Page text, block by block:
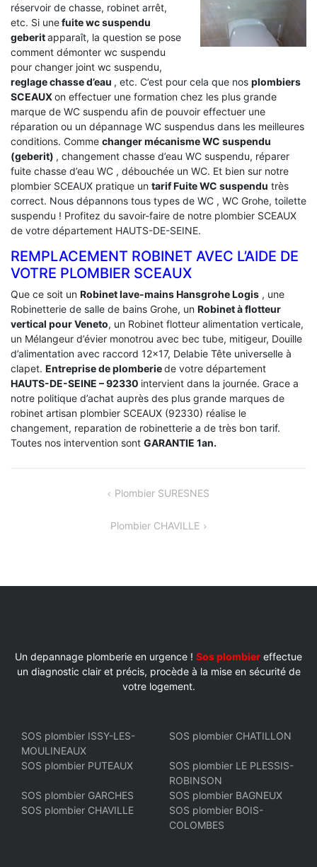
réservoir de chasse, robinet arrêt,
etc. Si unefuite wc suspendu
geberitapparaît, la question se pose
comment démonter wc suspendu
pour changer joint wc suspendu,
reglage chasse d’eau , etc. C’est pour cela que nos plombiers
SCEAUXon effectuer une formation chez les plus grande
marque de WC suspendu afin de pouvoir effectuer une
réparation ou un dépannage WC suspendus dans les meilleures
conditions. Comme changer mécanisme WC suspendu
(geberit) , changement chasse d’eau WC suspendu, réparer
fuite chasse d’eau WC , débouchée un WC. Et bien sur notre
plombier SCEAUX pratique un tarif Fuite WC suspendu très
correct. Nous dépannons tous types de WC , WC Grohe, toilette
suspendu ! Profitez du savoir-faire de notre plombier SCEAUX
de votre département HAUTS-DE-SEINE.
REMPLACEMENT ROBINET AVEC L’AIDE DE
VOTRE PLOMBIER SCEAUX
Que ce soit un Robinet lave-mains Hansgrohe Logis , une
Robinetterie de salle de bains Grohe, un Robinet à flotteur
vertical pour Veneto, un Robinet flotteur alimentation verticale,
un Mélangeur d’évier monotrou avec bec tube, mitigeur, Douille
d’alimentation avec raccord 12×17, Delabie Tête universelle à
clapet. Entreprise de plomberiede votre département
HAUTS-DE-SEINE – 92330 intervient dans la journée. Grace a
notre politique d’achat auprès des plus grande marques de
robinet artisan plombier SCEAUX (92330) réalise le
changement, reparation de robinetterie a de très bon tarif.
Toutes nos intervention sont GARANTIE 1an.
Plombier SURESNES
Plombier CHAVILLE
Un depannage plomberie en urgence ! Sos plombier effectue
un diagnostic clair et précis, procède à la mise en sécurité de
votre logement.
SOS plombier ISSY-LES-
MOULINEAUX
SOS plombier CHATILLON
SOS plombier PUTEAUX
SOS plombier LE PLESSIS-
ROBINSON
SOS plombier GARCHES
SOS plombier BAGNEUX
SOS plombier CHAVILLE
SOS plombier BOIS-
COLOMBES